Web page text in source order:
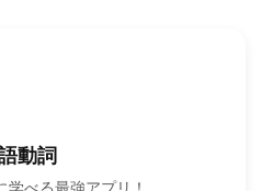
動詞
べる最強アプリ！